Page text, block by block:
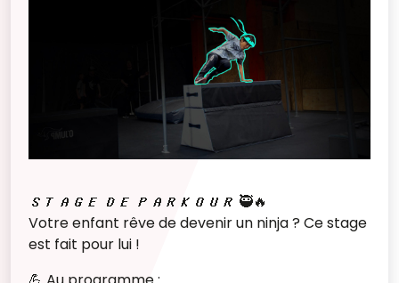
𝑺𝑻𝑨𝑮𝑬 𝑫𝑬 𝑷𝑨𝑹𝑲𝑶𝑼𝑹 🥷🔥
Votre enfant rêve de devenir un ninja ? Ce stage
est fait pour lui !